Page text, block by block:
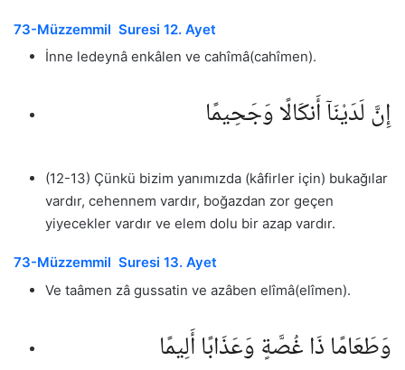
73-Müzzemmil Suresi 12. Ayet
İnne ledeynâ enkâlen ve cahîmâ(cahîmen).
إِنَّ لَدَيْنَآ أَنكَالًا وَجَحِيمًا
(12-13) Çünkü bizim yanımızda (kâfirler için) bukağılar
vardır, cehennem vardır, boğazdan zor geçen
yiyecekler vardır ve elem dolu bir azap vardır.
73-Müzzemmil Suresi 13. Ayet
Ve taâmen zâ gussatin ve azâben elîmâ(elîmen).
وَطَعَامًا ذَا غُصَّةٍ وَعَذَابًا أَلِيمًا